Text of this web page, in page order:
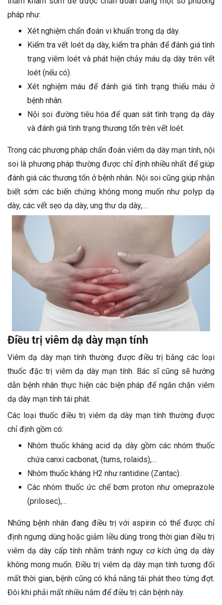
pháp như:
Xét nghiệm chẩn đoán vi khuẩn trong dạ dày.
Kiểm tra vết loét dạ dày, kiểm tra phân để đánh giá tình
trạng viêm loét và phát hiện chảy máu dạ dày trên vết
loét (nếu có).
Xét nghiệm máu để đánh giá tình trạng thiếu máu ở
bệnh nhân.
Nội soi đường tiêu hóa để quan sát tình trạng dạ dày
và đánh giá tình trạng thương tổn trên vết loét.
Trong các phương pháp chẩn đoán viêm dạ dày mạn tính, nội
soi là phương pháp thường được chỉ định nhiều nhất để giúp
đánh giá các thương tổn ở bệnh nhân. Nội soi cũng giúp nhận
biết sớm các biến chứng không mong muốn như polyp dạ
dày, các vết sẹo dạ dày, ung thư dạ dày,…
Điều trị viêm dạ dày mạn tính
Viêm dạ dày mạn tính thường được điều trị bằng các loại
thuốc đặc trị viêm dạ dày mạn tính. Bác sĩ cũng sẽ hướng
dẫn bệnh nhân thực hiện các biện pháp để ngăn chặn viêm
dạ dày mạn tính tái phát.
Các loại thuốc điều trị viêm dạ dày mạn tính thường được
chỉ định gồm có:
Nhóm thuốc kháng acid dạ dày gồm các nhóm thuốc
chứa canxi cacbonat, (tums, rolaids),…
Nhóm thuốc kháng H2 như rantidine (Zantac).
Các nhóm thuốc ức chế bơm proton như omeprazole
(prilosec),…
Những bệnh nhân đang điều trị với aspirin có thể được chỉ
định ngưng dùng hoặc giảm liều dùng trong thời gian điều trị
viêm dạ dày cấp tính nhằm tránh nguy cơ kích ứng dạ dày
không mong muốn. Điều trị viêm dạ dày mạn tính tương đối
mất thời gian, bệnh cũng có khả năng tái phát theo từng đợt.
Đôi khi phải mất nhiều năm để điều trị căn bệnh này.